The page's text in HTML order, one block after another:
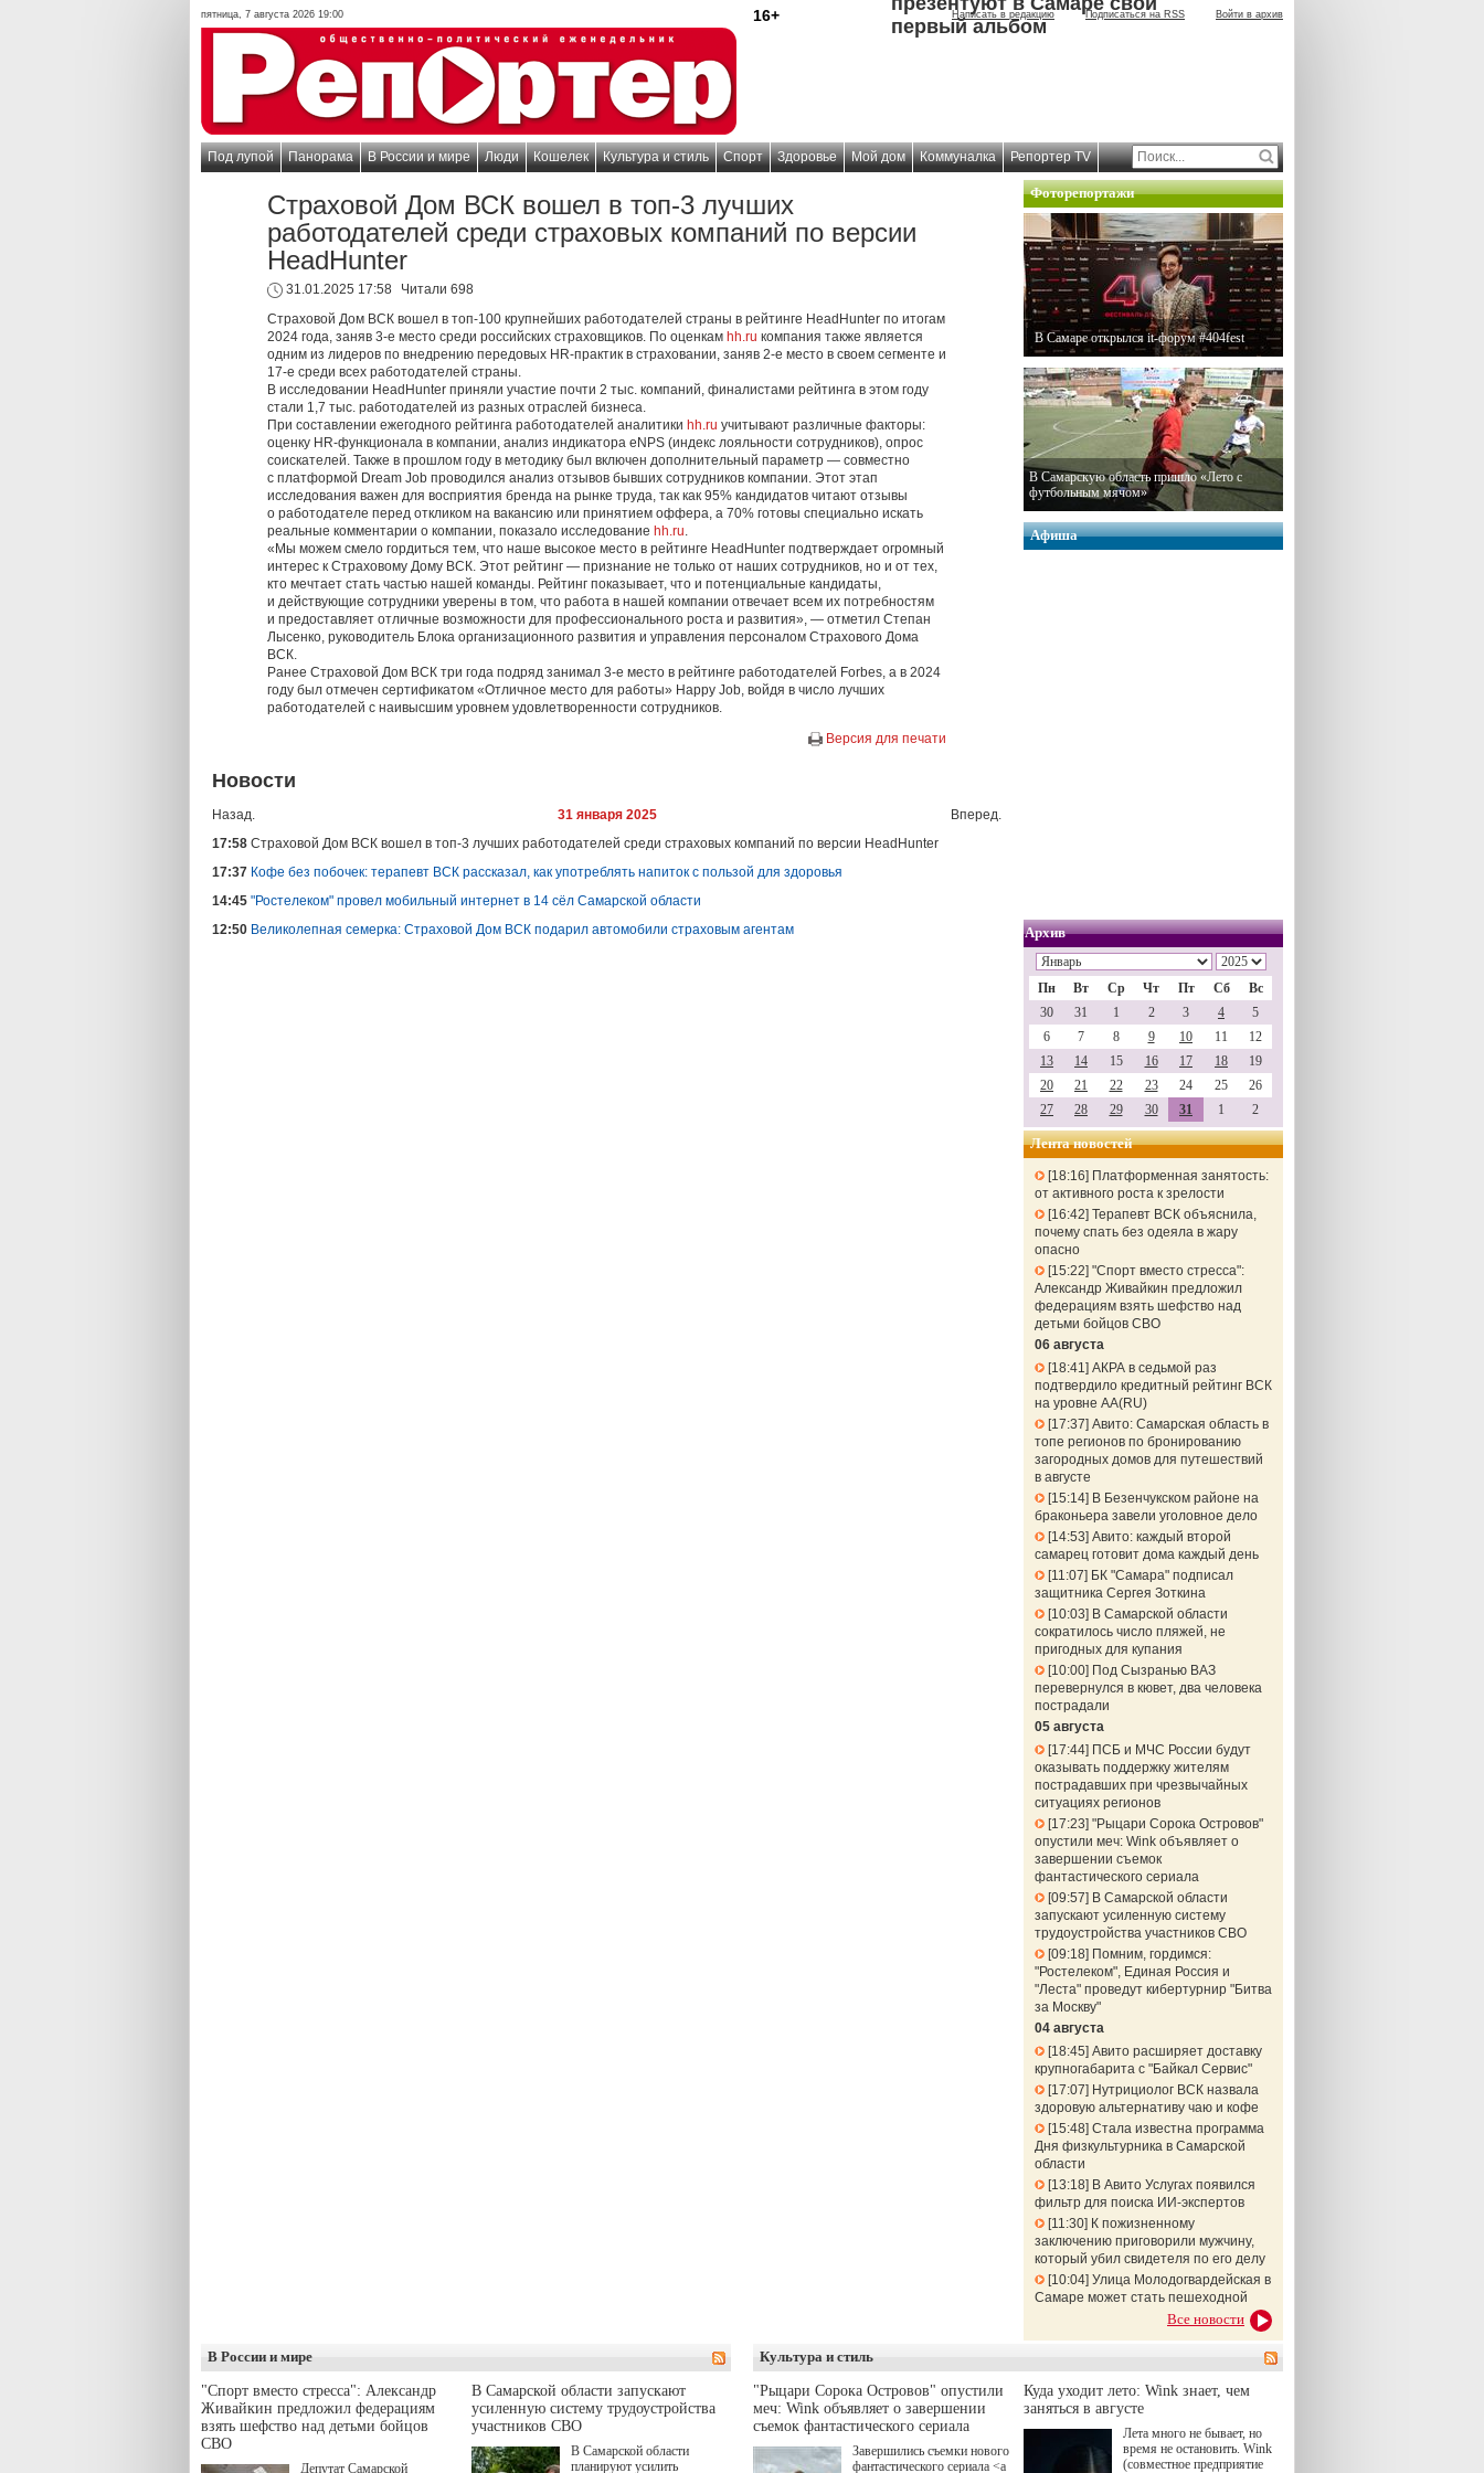
пятница, 7 августа 2026 19:00 16+ Написать в редакцию Подписаться на RSS Войти в архив
первый альбом
Под лупой Панорама В России и мире Люди Кошелек Культура и стиль Спорт Здоровье Мой дом Коммуналка Репортер TV
Страховой Дом ВСК вошел в топ-3 лучших
работодателей среди страховых компаний по версии
HeadHunter
31.01.2025 17:58
Читали 698
Страховой Дом ВСК вошел в топ-100 крупнейших работодателей страны в рейтинге HeadHunter по итогам
2024 года, заняв 3-е место среди российских страховщиков. По оценкам hh.ru компания также является
одним из лидеров по внедрению передовых HR-практик в страховании, заняв 2-е место в своем сегменте и
17-е среди всех работодателей страны.
В исследовании HeadHunter приняли участие почти 2 тыс. компаний, финалистами рейтинга в этом году
стали 1,7 тыс. работодателей из разных отраслей бизнеса.
При составлении ежегодного рейтинга работодателей аналитики hh.ru учитывают различные факторы:
оценку HR-функционала в компании, анализ индикатора eNPS (индекс лояльности сотрудников), опрос
соискателей. Также в прошлом году в методику был включен дополнительный параметр — совместно
с платформой Dream Job проводился анализ отзывов бывших сотрудников компании. Этот этап
исследования важен для восприятия бренда на рынке труда, так как 95% кандидатов читают отзывы
о работодателе перед откликом на вакансию или принятием оффера, а 70% готовы специально искать
реальные комментарии о компании, показало исследование hh.ru.
«Мы можем смело гордиться тем, что наше высокое место в рейтинге HeadHunter подтверждает огромный
интерес к Страховому Дому ВСК. Этот рейтинг — признание не только от наших сотрудников, но и от тех,
кто мечтает стать частью нашей команды. Рейтинг показывает, что и потенциальные кандидаты,
и действующие сотрудники уверены в том, что работа в нашей компании отвечает всем их потребностям
и предоставляет отличные возможности для профессионального роста и развития», — отметил Степан
Лысенко, руководитель Блока организационного развития и управления персоналом Страхового Дома
ВСК.
Ранее Страховой Дом ВСК три года подряд занимал 3-е место в рейтинге работодателей Forbes, а в 2024
году был отмечен сертификатом «Отличное место для работы» Happy Job, войдя в число лучших
работодателей с наивысшим уровнем удовлетворенности сотрудников.
Версия для печати
Новости
Назад. 31 января 2025
Вперед.
17:58 Страховой Дом ВСК вошел в топ-3 лучших работодателей среди страховых компаний по версии HeadHunter
17:37 Кофе без побочек: терапевт ВСК рассказал, как употреблять напиток с пользой для здоровья
14:45 "Ростелеком" провел мобильный интернет в 14 сёл Самарской области
12:50 Великолепная семерка: Страховой Дом ВСК подарил автомобили страховым агентам
Фоторепортажи
В Самаре открылся it-форум #404fest
В Самарскую область пришло «Лето с
футбольным мячом»
Афиша
Архив
Пн Вт Ср Чт Пт Сб
Вс
30
31 1 2 3 4
5
6
7 8 9 10 11
12
13
14 15 16 17 18
19
20
21 22 23 24 25
26
27
28 29 30 31 1 2
Лента новостей
18:16
Платформенная занятость:
от активного роста к зрелости
16:42 Терапевт ВСК объяснила,
почему спать без одеяла в жару
опасно
15:22 "Спорт вместо стресса":
Александр Живайкин предложил
федерациям взять шефство над
детьми бойцов СВО
06 августа
18:41 АКРА в седьмой раз
подтвердило кредитный рейтинг ВСК
на уровне АА(RU)
17:37 Авито: Самарская область в
топе регионов по бронированию
загородных домов для путешествий
в августе
15:14 В Безенчукском районе на
браконьера завели уголовное дело
14:53 Авито: каждый второй
самарец готовит дома каждый день
11:07
БК "Самара" подписал
защитника Сергея Зоткина
10:03
В Самарской области
сократилось число пляжей, не
пригодных для купания
10:00 Под Сызранью ВАЗ
перевернулся в кювет, два человека
пострадали
05 августа
17:44 ПСБ и МЧС России будут
оказывать поддержку жителям
пострадавших при чрезвычайных
ситуациях регионов
17:23 "Рыцари Сорока Островов"
опустили меч: Wink объявляет о
завершении съемок
фантастического сериала
09:57
В Самарской области
запускают усиленную систему
трудоустройства участников СВО
09:18 Помним, гордимся:
"Ростелеком", Единая Россия и
"Леста" проведут кибертурнир "Битва
за Москву"
04 августа
18:45 Авито расширяет доставку
крупногабарита с "Байкал Сервис"
17:07
Нутрициолог ВСК назвала
здоровую альтернативу чаю и кофе
15:48 Стала известна программа
Дня физкультурника в Самарской
области
13:18 В Авито Услугах появился
фильтр для поиска ИИ-экспертов
11:30 К пожизненному
заключению приговорили мужчину,
который убил свидетеля по его делу
10:04 Улица Молодогвардейская в
Самаре может стать пешеходной
Все новости
В России и мире
"Спорт вместо стресса": Александр
Живайкин предложил федерациям
взять шефство над детьми бойцов
СВО
Депутат Самарской
В Самарской области запускают
усиленную систему трудоустройства
участников СВО
В Самарской области
планируют усилить
Культура и стиль
"Рыцари Сорока Островов" опустили
меч: Wink объявляет о завершении
съемок фантастического сериала
Завершились съемки нового
фантастического сериала <a
Куда уходит лето: Wink знает, чем
заняться в августе
Лета много не бывает, но
время не остановить. Wink
(совместное предприятие